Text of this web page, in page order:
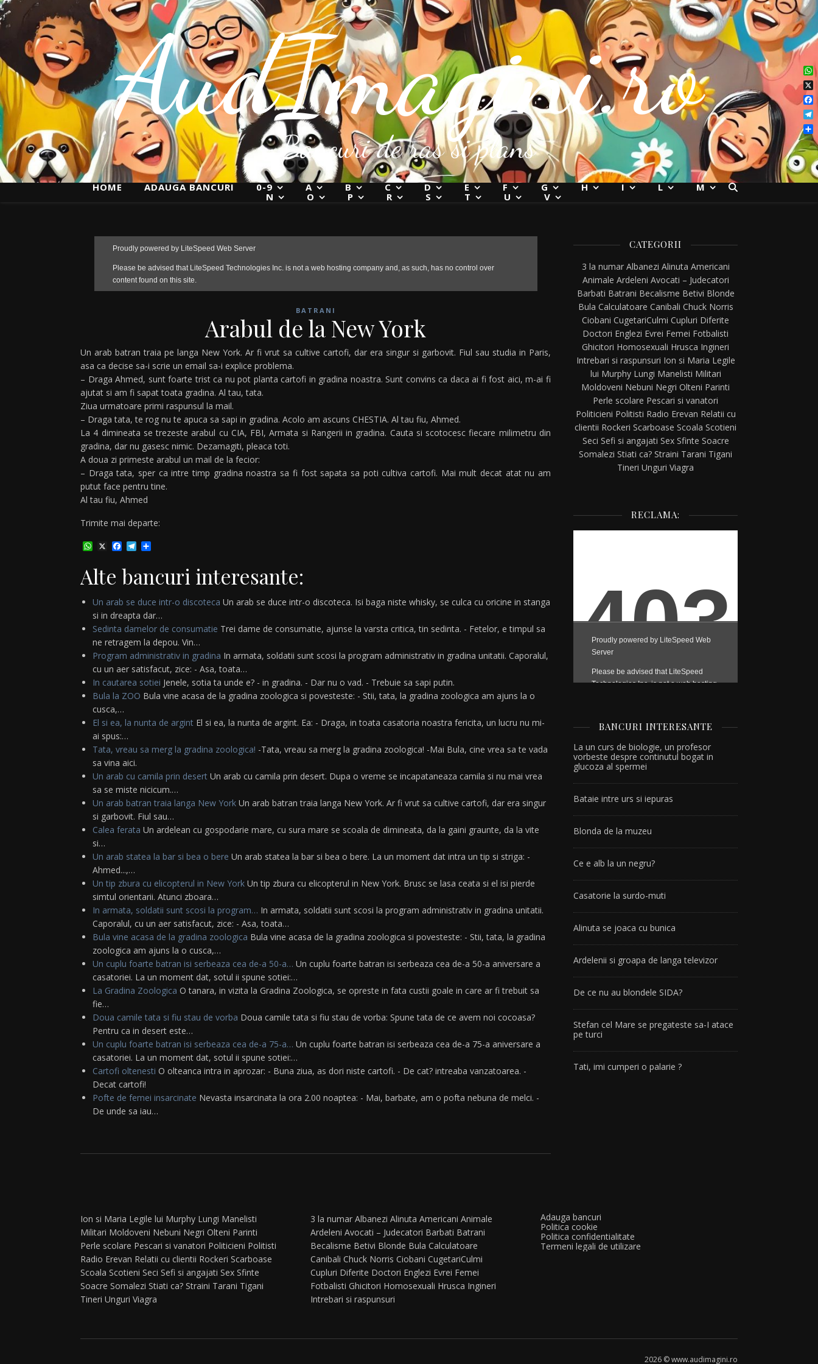
AudImagini.ro
Bancuri de ras si plans
HOME ADAUGA BANCURI 0-9 A B C D E F G H I L
M
N
O P R S T U V
BATRANI
Arabul de la New York
Un arab batran traia pe langa New York. Ar fi vrut sa cultive cartofi, dar era singur si garbovit. Fiul sau studia in Paris,
asa ca decise sa-i scrie un email sa-i explice problema.
– Draga Ahmed, sunt foarte trist ca nu pot planta cartofi in gradina noastra. Sunt convins ca daca ai fi fost aici, m-ai fi
ajutat si am fi sapat toata gradina. Al tau, tata.
Ziua urmatoare primi raspunsul la mail.
– Draga tata, te rog nu te apuca sa sapi in gradina. Acolo am ascuns CHESTIA. Al tau fiu, Ahmed.
La 4 dimineata se trezeste arabul cu CIA, FBI, Armata si Rangerii in gradina. Cauta si scotocesc fiecare milimetru din
gradina, dar nu gasesc nimic. Dezamagiti, pleaca toti.
A doua zi primeste arabul un mail de la fecior:
– Draga tata, sper ca intre timp gradina noastra sa fi fost sapata sa poti cultiva cartofi. Mai mult decat atat nu am
putut face pentru tine.
Al tau fiu, Ahmed
Trimite mai departe:
WhatsApp
X Facebook
Telegram
Alte bancuri interesante:
Un arab se duce intr-o discoteca Un arab se duce intr-o discoteca. Isi baga niste whisky, se culca cu oricine in stanga
si in dreapta dar…
Sedinta damelor de consumatie Trei dame de consumatie, ajunse la varsta critica, tin sedinta. - Fetelor, e timpul sa
ne retragem la depou. Vin…
Program administrativ in gradina In armata, soldatii sunt scosi la program administrativ in gradina unitatii. Caporalul,
cu un aer satisfacut, zice: - Asa, toata…
In cautarea sotiei Jenele, sotia ta unde e? - in gradina. - Dar nu o vad. - Trebuie sa sapi putin.
Bula la ZOO Bula vine acasa de la gradina zoologica si povesteste: - Stii, tata, la gradina zoologica am ajuns la o
cusca,…
El si ea, la nunta de argint El si ea, la nunta de argint. Ea: - Draga, in toata casatoria noastra fericita, un lucru nu mi-
ai spus:…
Tata, vreau sa merg la gradina zoologica! -Tata, vreau sa merg la gradina zoologica! -Mai Bula, cine vrea sa te vada
sa vina aici.
Un arab cu camila prin desert Un arab cu camila prin desert. Dupa o vreme se incapataneaza camila si nu mai vrea
sa se miste nicicum.…
Un arab batran traia langa New York Un arab batran traia langa New York. Ar fi vrut sa cultive cartofi, dar era singur
si garbovit. Fiul sau…
Calea ferata Un ardelean cu gospodarie mare, cu sura mare se scoala de dimineata, da la gaini graunte, da la vite
si…
Un arab statea la bar si bea o bere Un arab statea la bar si bea o bere. La un moment dat intra un tip si striga: -
Ahmed...,…
Un tip zbura cu elicopterul in New York Un tip zbura cu elicopterul in New York. Brusc se lasa ceata si el isi pierde
simtul orientarii. Atunci zboara…
In armata, soldatii sunt scosi la program… In armata, soldatii sunt scosi la program administrativ in gradina unitatii.
Caporalul, cu un aer satisfacut, zice: - Asa, toata…
Bula vine acasa de la gradina zoologica Bula vine acasa de la gradina zoologica si povesteste: - Stii, tata, la gradina
zoologica am ajuns la o cusca,…
Un cuplu foarte batran isi serbeaza cea de-a 50-a… Un cuplu foarte batran isi serbeaza cea de-a 50-a aniversare a
casatoriei. La un moment dat, sotul ii spune sotiei:…
La Gradina Zoologica O tanara, in vizita la Gradina Zoologica, se opreste in fata custii goale in care ar fi trebuit sa
fie…
Doua camile tata si fiu stau de vorba Doua camile tata si fiu stau de vorba: Spune tata de ce avem noi cocoasa?
Pentru ca in desert este…
Un cuplu foarte batran isi serbeaza cea de-a 75-a… Un cuplu foarte batran isi serbeaza cea de-a 75-a aniversare a
casatoriei. La un moment dat, sotul ii spune sotiei:…
Cartofi oltenesti O olteanca intra in aprozar: - Buna ziua, as dori niste cartofi. - De cat? intreaba vanzatoarea. -
Decat cartofi!
Pofte de femei insarcinate Nevasta insarcinata la ora 2.00 noaptea: - Mai, barbate, am o pofta nebuna de melci. -
De unde sa iau…
CATEGORII
3 la numar Albanezi Alinuta Americani
Animale Ardeleni Avocati – Judecatori
Barbati Batrani Becalisme Betivi Blonde
Bula Calculatoare Canibali Chuck Norris
Ciobani CugetariCulmi Cupluri Diferite
Doctori Englezi Evrei Femei Fotbalisti
Ghicitori Homosexuali Hrusca Ingineri
Intrebari si raspunsuri Ion si Maria Legile
lui Murphy Lungi Manelisti Militari
Moldoveni Nebuni Negri Olteni Parinti
Perle scolare Pescari si vanatori
Politicieni Politisti Radio Erevan Relatii cu
clientii Rockeri Scarboase Scoala Scotieni
Seci Sefi si angajati Sex Sfinte Soacre
Somalezi Stiati ca? Straini Tarani Tigani
Tineri Unguri Viagra
RECLAMA:
BANCURI INTERESANTE
La un curs de biologie, un profesor
vorbeste despre continutul bogat in
glucoza al spermei
Bataie intre urs si iepuras
Blonda de la muzeu
Ce e alb la un negru?
Casatorie la surdo-muti
Alinuta se joaca cu bunica
Ardelenii si groapa de langa televizor
De ce nu au blondele SIDA?
Stefan cel Mare se pregateste sa-I atace
pe turci
Tati, imi cumperi o palarie ?
Ion si Maria Legile lui Murphy Lungi Manelisti
Militari Moldoveni Nebuni Negri Olteni Parinti
Perle scolare Pescari si vanatori Politicieni Politisti
Radio Erevan Relatii cu clientii Rockeri Scarboase
Scoala Scotieni Seci Sefi si angajati Sex Sfinte
Soacre Somalezi Stiati ca? Straini Tarani Tigani
Tineri Unguri Viagra
3 la numar Albanezi Alinuta Americani Animale
Ardeleni Avocati – Judecatori Barbati Batrani
Becalisme Betivi Blonde Bula Calculatoare
Canibali Chuck Norris Ciobani CugetariCulmi
Cupluri Diferite Doctori Englezi Evrei Femei
Fotbalisti Ghicitori Homosexuali Hrusca Ingineri
Intrebari si raspunsuri
Adauga bancuri
Politica cookie
Politica confidentialitate
Termeni legali de utilizare
2026 © www.audimagini.ro
X